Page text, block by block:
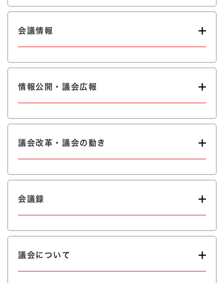
会議情報
情報公開・議会広報
議会改革・議会の動き
会議録
議会について